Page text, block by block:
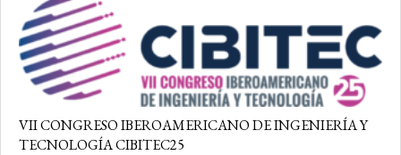
VII CONGRESO IBEROAMERICANO DE INGENIERÍA Y
TECNOLOGÍA CIBITEC25